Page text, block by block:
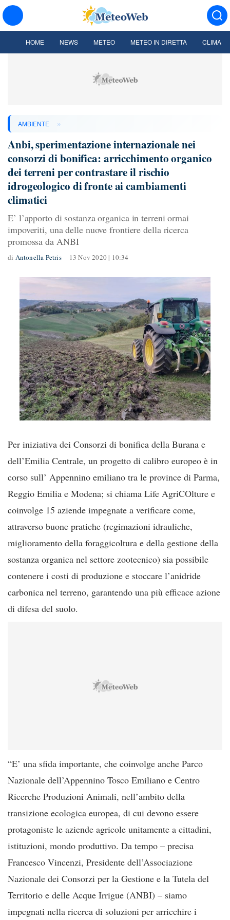
HOME NEWS METEO METEO IN DIRETTA CLIMA
AMBIENTE »
Anbi, sperimentazione internazionale nei
consorzi di bonifica: arricchimento organico
dei terreni per contrastare il rischio
idrogeologico di fronte ai cambiamenti
climatici
E’ l’apporto di sostanza organica in terreni ormai
impoveriti, una delle nuove frontiere della ricerca
promossa da ANBI
di Antonella Petris 13 Nov 2020 | 10:34
Per iniziativa dei Consorzi di bonifica della Burana e
dell’Emilia Centrale, un progetto di calibro europeo è in
corso sull’ Appennino emiliano tra le province di Parma,
Reggio Emilia e Modena; si chiama Life AgriCOlture e
coinvolge 15 aziende impegnate a verificare come,
attraverso buone pratiche (regimazioni idrauliche,
miglioramento della foraggicoltura e della gestione della
sostanza organica nel settore zootecnico) sia possibile
contenere i costi di produzione e stoccare l’anidride
carbonica nel terreno, garantendo una più efficace azione
di difesa del suolo.
“E’ una sfida importante, che coinvolge anche Parco
Nazionale dell’Appennino Tosco Emiliano e Centro
Ricerche Produzioni Animali, nell’ambito della
transizione ecologica europea, di cui devono essere
protagoniste le aziende agricole unitamente a cittadini,
istituzioni, mondo produttivo. Da tempo – precisa
Francesco Vincenzi, Presidente dell’Associazione
Nazionale dei Consorzi per la Gestione e la Tutela del
Territorio e delle Acque Irrigue (ANBI) – siamo
impegnati nella ricerca di soluzioni per arricchire i